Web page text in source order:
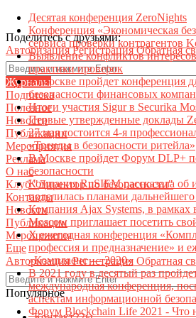
Поделитесь с друзьями:
АвторизацияРегистрацияОбратная
Журналы
Подписка
Полезное
Новости
Публикации
Мероприятия
Реклама
О нас
Клуб "Директор по безопасности"
Контакты
Новости
Публикации
Мероприятия
Еще
АвторизацияРегистрация Обратная
Популярное
Десятая конференция ZeroNights
Конференция «Экономическая
сервиса проверки контрагентов
Выявление конфликтов
практики проверок
В Москве пройдет конференция
безопасности финансовых
Итоги участия Sigur в Securika
Первые утвержденные доклады
27 мая состоится 4-я
«Тренды в безопасности ритейла»
В Москве пройдет Форум DLP+
безопасности
Компания RuSIEM рассказала об
поделилась планами дальнейшего
Компания Ajax Systems, в рамках
Moscow приглашает посетить
X ежегодная конференция
профессия и предназначение» и
«Комплаенс — 2020»
В 2021 году в десятый раз
международная конференция,
аспектам информационной
Форум Blockchain Life 2021 - Что